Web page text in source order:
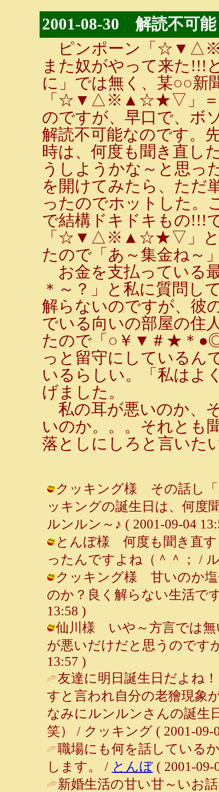
2001-08-30 解読不可能
ピンポーン「
また奴がやって来た!!!
に」では無く、某○○新
「☆▼△※▲☆★▽」＝「
のですが、早口で、ボ
解読不可能なのです。
時は、何度も聞き直し
うしようかな～と思っ
を開けてみたら、ただ
ったのでホットした。
で結構ドキドキもの!!!
「☆▼△※▲☆★▽」と言
たので「あ～集金ね～
お金を支払っている
＊～？」と私に質問し
解らないのですが、彼
でいる向いの部屋の住
たので「○￥▼＃★＊
っと留守にしているん
いるらしい。「私はよ
げました。
私の耳が悪いのか、
いのか。。。それとも
落としにしろと言いた
クッキング様 その話し「
ッキングの誕生日は、何度
ルンルン～♪ ( 2001-09-04
とんぼ様 何度も聞き直す
ったんですよね（＾＾； /
クッキング様 甘いのか塩
のか？良く解らない生活で
13:58 )
仙川様 いや～方言では無
が悪いだけだと思うのです
13:57 )
友達に明日誕生日だよね
すと言われ自分の老獪現象
なみにルンルンさんの誕生
笑） / クッキング ( 2001-09-
職場にも何を話している
します。 / とんぼ( 2001-09-
新婚生活の甘い甘～いお